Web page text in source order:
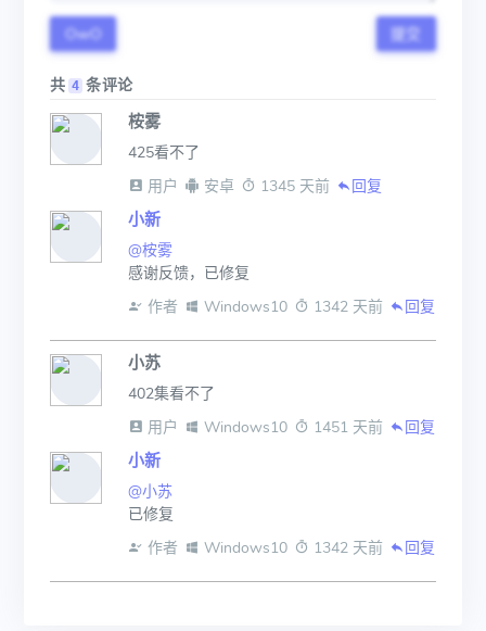
OwO 提交
共 4 条评论
桉雾
425看不了
用户
安卓 1345 天前 回复
小新
@桉雾
感谢反馈，已修复
作者
Windows10 1342 天前 回复
小苏
402集看不了
用户
Windows10 1451 天前 回复
小新
@小苏
已修复
作者
Windows10 1342 天前 回复